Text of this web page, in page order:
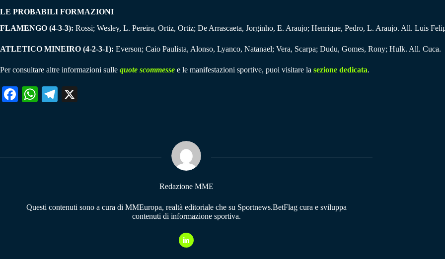
LE PROBABILI FORMAZIONI
FLAMENGO (4-3-3): Rossi; Wesley, L. Pereira, Ortiz, Ortiz; De Arrascaeta, Jorginho, E. Araujo; Henrique, Pedro, L. Araujo. All. Luis
ATLETICO MINEIRO (4-2-3-1): Everson; Caio Paulista, Alonso, Lyanco, Natanael; Vera, Scarpa; Dudu, Gomes, Rony; Hulk. All. Cuca.
Per consultare altre informazioni sulle quote scommesse e le manifestazioni sportive, puoi visitare la sezione dedicata.
Fa W
pp
Te
m
Redazione MME
Questi contenuti sono a cura di MMEuropa, realtà editoriale che su Sportnews.BetFlag cura e sviluppa
contenuti di informazione sportiva.